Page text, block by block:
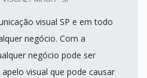
visual SP e em todo
negócio. Com a
negócio pode ser
visual que pode causar